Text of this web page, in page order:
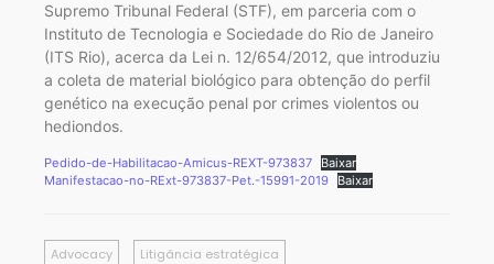
Supremo Tribunal Federal (STF), em parceria com o
Instituto de Tecnologia e Sociedade do Rio de Janeiro
(ITS Rio), acerca da Lei n. 12/654/2012, que introduziu
a coleta de material biológico para obtenção do perfil
genético na execução penal por crimes violentos ou
hediondos.
Pedido-de-Habilitacao-Amicus-REXT-973837
Baixar
Manifestacao-no-RExt-973837-Pet.-15991-2019
Baixar
Advocacy Litigância estratégica